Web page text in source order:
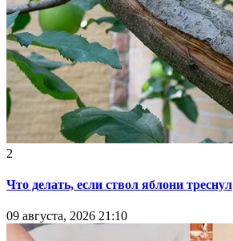
2
Что делать, если ствол яблони треснул
09 августа, 2026 21:10